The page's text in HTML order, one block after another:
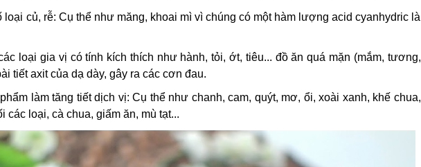
củ, rễ: Cụ thể như măng, khoai mì vì chúng có một hàm lượng acid cyanhydric là
loại gia vị có tính kích thích như hành, tỏi, ớt, tiêu... đồ ăn quá mặn (mắm, tương,
tiết axit của dạ dày, gây ra các cơn đau.
làm tăng tiết dịch vị: Cụ thể như chanh, cam, quýt, mơ, ổi, xoài xanh, khế chua,
các loại, cà chua, giấm ăn, mù tạt...